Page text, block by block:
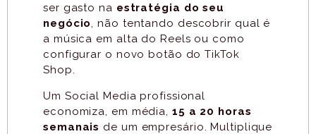
ser gasto na estratégia do seu
negócio, não tentando descobrir qual é
a música em alta do Reels ou como
configurar o novo botão do TikTok
Shop.
Um Social Media profissional
economiza, em média, 15 a 20 horas
semanais de um empresário. Multiplique